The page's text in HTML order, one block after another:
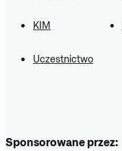
KIM
Uczestnictwo
Sponsorowane przez: